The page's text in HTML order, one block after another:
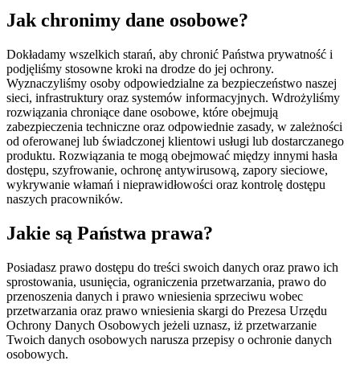
Jak chronimy dane osobowe?
Dokładamy wszelkich starań, aby chronić Państwa prywatność i
podjęliśmy stosowne kroki na drodze do jej ochrony.
Wyznaczyliśmy osoby odpowiedzialne za bezpieczeństwo naszej
sieci, infrastruktury oraz systemów informacyjnych. Wdrożyliśmy
rozwiązania chroniące dane osobowe, które obejmują
zabezpieczenia techniczne oraz odpowiednie zasady, w zależności
od oferowanej lub świadczonej klientowi usługi lub dostarczanego
produktu. Rozwiązania te mogą obejmować między innymi hasła
dostępu, szyfrowanie, ochronę antywirusową, zapory sieciowe,
wykrywanie włamań i nieprawidłowości oraz kontrolę dostępu
naszych pracowników.
Jakie są Państwa prawa?
Posiadasz prawo dostępu do treści swoich danych oraz prawo ich
sprostowania, usunięcia, ograniczenia przetwarzania, prawo do
przenoszenia danych i prawo wniesienia sprzeciwu wobec
przetwarzania oraz prawo wniesienia skargi do Prezesa Urzędu
Ochrony Danych Osobowych jeżeli uznasz, iż przetwarzanie
Twoich danych osobowych narusza przepisy o ochronie danych
osobowych.